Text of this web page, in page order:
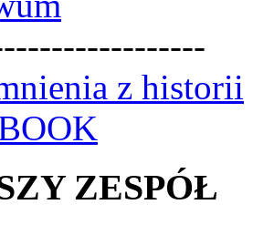
z historii
ZESPÓŁ